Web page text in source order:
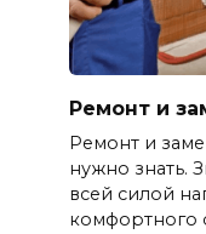
Ремонт и
Ремонт и
нужно знать.
всей силой
комфортного